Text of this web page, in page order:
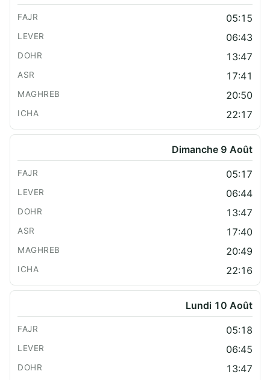
05:15
06:43
13:47
17:41
20:50
22:17
Dimanche 9 Août
05:17
06:44
13:47
17:40
20:49
22:16
Lundi 10 Août
05:18
06:45
13:47